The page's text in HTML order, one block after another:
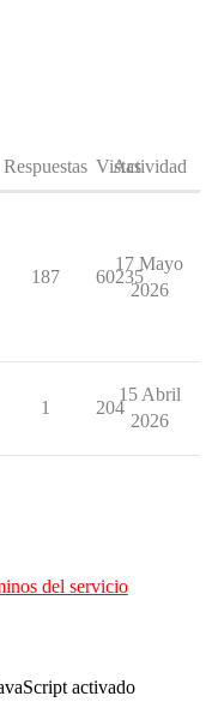
Respuestas Vistas
Actividad
187 60235
17 Mayo
2026
1 204
15 Abril
2026
del servicio
activado